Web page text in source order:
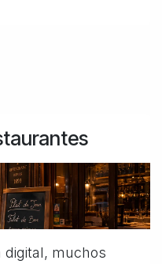
digital, muchos